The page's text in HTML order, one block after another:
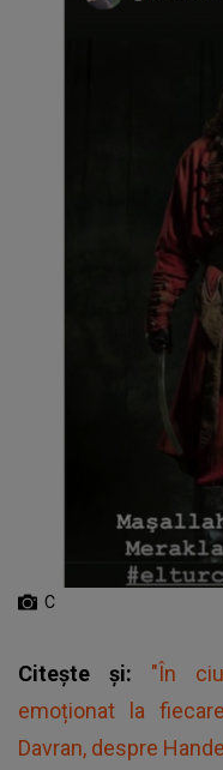
C
Citește și: "În
emoționat la
Davran, despre